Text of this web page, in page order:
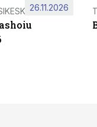
26.11.2026